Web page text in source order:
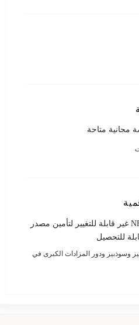
متاحة
يتضمن كل شراء شهادة NFT غير قابلة للتغيير لتأمين مصدر
للتحصيل
وسوذبيز ودور المزادات الكبرى في